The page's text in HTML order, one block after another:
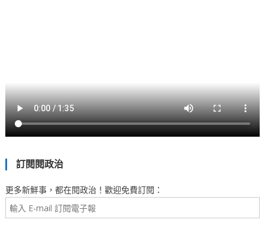
訂閱閱政治
更多新鮮事，都在閱政治！歡迎免費訂閱：